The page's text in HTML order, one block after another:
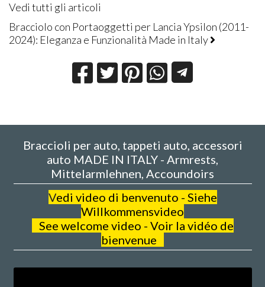
Vedi tutti gli articoli
Bracciolo con Portaoggetti per Lancia Ypsilon (2011-
2024): Eleganza e Funzionalità Made in Italy
Braccioli per auto, tappeti auto, accessori
auto MADE IN ITALY - Armrests,
Mittelarmlehnen, Accoundoirs
Vedi video di benvenuto - Siehe
Willkommensvideo
See welcome video - Voir la vidéo de
bienvenue